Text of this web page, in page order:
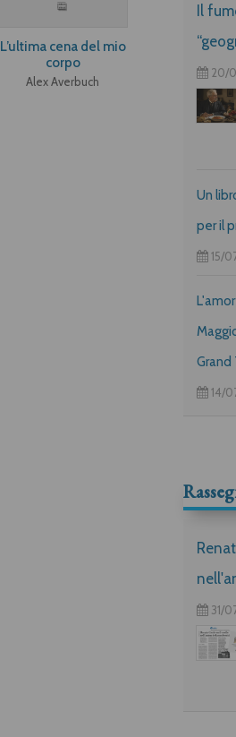
L’ultima cena del mio
corpo
Alex Averbuch
Il
20/
Un
per il
15/
Grand
14/
31/